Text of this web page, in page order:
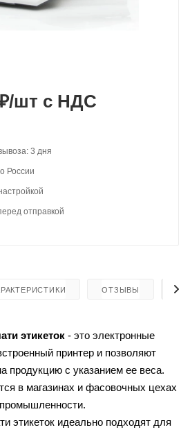
/шт с НДС
3 дня
России
отправкой
ОТЗЫВЫ
этикеток - это электронные
принтер и позволяют
продукцию с указанием ее веса.
в магазинах и фасовочных цехах
этикеток идеально подходят для